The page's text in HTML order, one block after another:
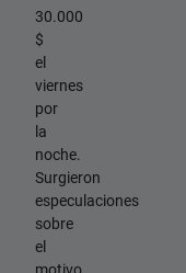
30.000
$
el
viernes
por
la
noche.
Surgieron
especulaciones
sobre
el